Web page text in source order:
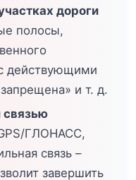
дороги
полосы,
действующими
и т. д.
связью
ГЛОНАСС,
связь –
завершить